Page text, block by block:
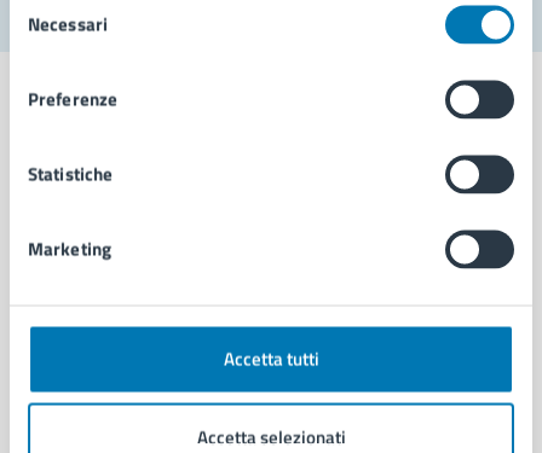
delNecessari
Preferenze
Statistiche
Marketing
Accetta tutti
Accetta selezionati
Comune di Napoli
AMMINISTRAZIONE
Organi di governo
Enti e fondazioni